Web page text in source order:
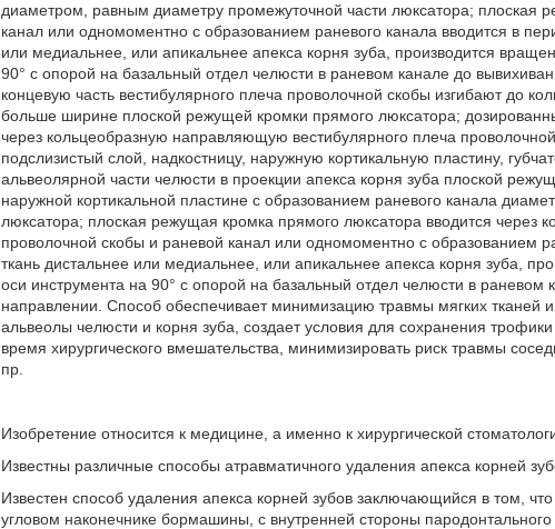
диаметром, равным диаметру промежуточной части люксатора; плоская
канал или одномоментно с образованием раневого канала вводится в
или медиальнее, или апикальнее апекса корня зуба, производится
90° с опорой на базальный отдел челюсти в раневом канале до
концевую часть вестибулярного плеча проволочной скобы изгибают до
больше ширине плоской режущей кромки прямого люксатора;
через кольцеобразную направляющую вестибулярного плеча
подслизистый слой, надкостницу, наружную кортикальную пластину,
альвеолярной части челюсти в проекции апекса корня зуба плоской
наружной кортикальной пластине с образованием раневого канала
люксатора; плоская режущая кромка прямого люксатора вводится через
проволочной скобы и раневой канал или одномоментно с образованием
ткань дистальнее или медиальнее, или апикальнее апекса корня зуба,
оси инструмента на 90° с опорой на базальный отдел челюсти в раневом
направлении. Способ обеспечивает минимизацию травмы мягких тканей
альвеолы челюсти и корня зуба, создает условия для сохранения
время хирургического вмешательства, минимизировать риск травмы
пр.
Изобретение относится к медицине, а именно к хирургической
Известны различные способы атравматичного удаления апекса корней
Известен способ удаления апекса корней зубов заключающийся в том,
угловом наконечнике бормашины, с внутренней стороны